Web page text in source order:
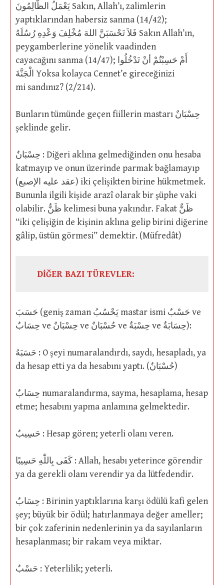
يَعْمَلُ الظَّالِمُونَ Sakın, Allah’ı, zalimlerin
yaptıklarından habersiz sanma (14/42);
فَلاَ تَحْسَبَنَّ اللهَ مُخْلِفَ وَعْدِهِ رُسُلَهُ Sakın Allah’ın,
peygamberlerine yönelik vaadinden
cayacağını sanma (14/47); أَمْ حَسِبْتُمْ أنْ تَدْخُلُوا
الْجَنَّةَ Yoksa kolayca Cennet’e gireceğinizi
mi sandınız? (2/214).
Bunların tümünde geçen fiillerin mastarı حِسْبَانٌ
şeklinde gelir.
حِسْبَانٌ : Diğeri aklına gelmediğinden onu hesaba
katmayıp ve onun üzerinde parmak bağlamayıp
(عقد عليه الإصبع) iki çelişikten birine hükmetmek.
Bununla ilgili kişide arazî olarak bir şüphe vaki
olabilir. ظَنٌّ kelimesi buna yakındır. Fakat ظَنٌّ
“iki çelişiğin de kişinin aklına gelip birini diğerine
gâlip, üstün görmesi” demektir. (Müfredât)
DİĞER BAZI TÜREVLER:
حَسَبَ (geniş zaman يَحْسُبُ mastar ismi حَسْبٌ ve
حِسَابٌ ve حِسْبَانٌ ve حُسْبَانٌ ve حِسْبَةٌ ve حِسَابَةٌ):
حَسَبَهُ : O şeyi numaralandırdı, saydı, hesapladı, ya
da hesap etti ya da hesabını yaptı. (حُسْبَانٌ)
حِسَابٌ numaralandırma, sayma, hesaplama, hesap
etme; hesabını yapma anlamına gelmektedir.
حَسِيبٌ : Hesap gören; yeterli olanı veren.
كَفَى بِاللّٰهِ حَسِيبًا : Allah, hesabı yeterince görendir
ya da gerekli olanı verendir ya da lütfedendir.
حِسَابٌ : Birinin yaptıklarına karşı ödülü kafi gelen
şey; büyük bir ödül; hatırlanmaya değer ameller;
bir çok zaferinin nedenlerinin ya da sayılanların
hesaplanması; bir rakam veya miktar.
حَسْبٌ : Yeterlilik; yeterli.